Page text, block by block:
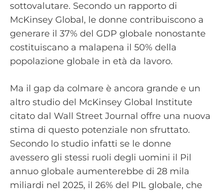
sottovalutare. Secondo un rapporto di
McKinsey Global, le donne contribuiscono a
generare il 37% del GDP globale nonostante
costituiscano a malapena il 50% della
popolazione globale in età da lavoro.
Ma il gap da colmare è ancora grande e un
altro studio del McKinsey Global Institute
citato dal Wall Street Journal offre una nuova
stima di questo potenziale non sfruttato.
Secondo lo studio infatti se le donne
avessero gli stessi ruoli degli uomini il Pil
annuo globale aumenterebbe di 28 mila
miliardi nel 2025, il 26% del PIL globale, che